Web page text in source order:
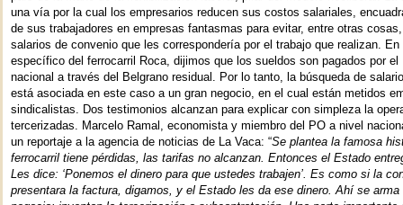
una vía por la cual los empresarios reducen sus costos salariales,
de sus trabajadores en empresas fantasmas para evitar, entre otras
salarios de convenio que les correspondería por el trabajo que realizan.
específico del ferrocarril Roca, dijimos que los sueldos son pagados por el
nacional a través del Belgrano residual. Por lo tanto, la búsqueda de
está asociada en este caso a un gran negocio, en el cual están metidos
sindicalistas. Dos testimonios alcanzan para explicar con simpleza la
tercerizadas. Marcelo Ramal, economista y miembro del PO a nivel
un reportaje a la agencia de noticias de La Vaca: “Se plantea la famosa
ferrocarril tiene pérdidas, las tarifas no alcanzan. Entonces el Estado
Les dice: ‘Ponemos el dinero para que ustedes trabajen’. Es como si la
presentara la factura, digamos, y el Estado les da ese dinero. Ahí se arma